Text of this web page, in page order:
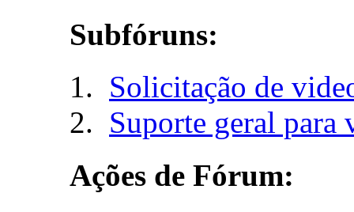
Subfóruns:
Solicitação de
Suporte geral para
Ações de Fórum: